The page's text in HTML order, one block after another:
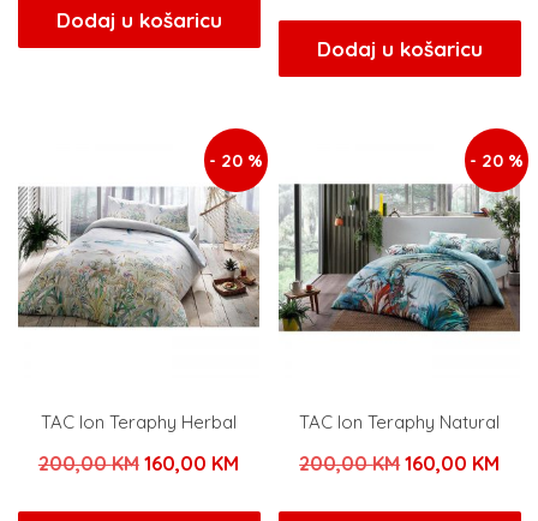
bila
je:
180,00 KM.
Dodaj u košaricu
bila
je:
Dodaj u košaricu
- 20 %
TAC Ion Teraphy Herbal
200,00KM Izvorna
160,00 KMTrenutna
- 20 %
TAC Ion Teraphy Natural
200,00KMIzvorna
160,00 KM